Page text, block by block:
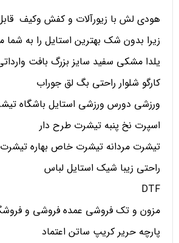
هودی لش با زیورآلات و کفش وکیف
زیرا بدون شک بهترین استایل را به
یلدا مشکی سفید سایز بزرگ بافت
کارگو شلوار راحتی بگ لق جوراب
ورزشی دورس ورزشی استایل باشگاه
اسپرت نخ پنبه تیشرت طرح دار
تیشرت مردانه تیشرت خاص بهاره
راحتی زیبا شیک استایل لباس
DTF
پارچه حریر کریپ ساتن اعتماد